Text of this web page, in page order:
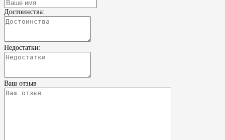
Достоинства:
Недостатки:
Ваш отзыв